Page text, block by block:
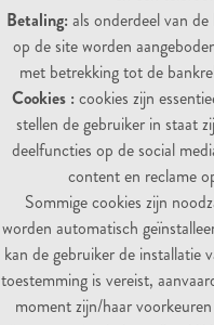
Betaling: als onderdeel van
op de site worden
met betrekking tot de
Cookies : cookies zijn
stellen de gebruiker in staat
deelfuncties op de social
content en reclame
Sommige cookies zijn
worden automatisch
kan de gebruiker de installatie
toestemming is vereist,
moment zijn/haar